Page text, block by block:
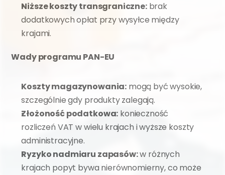
Niższe koszty transgraniczne: brak
dodatkowych opłat przy wysyłce między
krajami.
Wady programu PAN-EU
Koszty magazynowania: mogą być wysokie,
szczególnie gdy produkty zalegają.
Złożoność podatkowa: konieczność
rozliczeń VAT w wielu krajach i wyższe koszty
administracyjne.
Ryzyko nadmiaru zapasów: w różnych
krajach popyt bywa nierównomierny, co może